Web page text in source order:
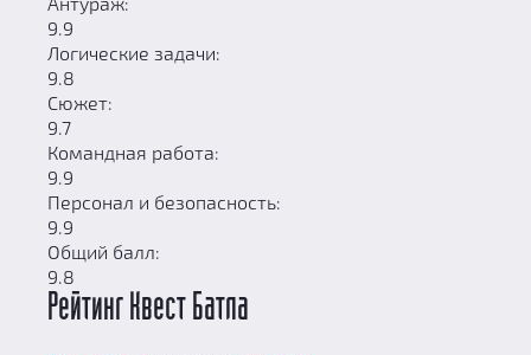
9.9
Логические задачи:
9.8
Сюжет:
9.7
Командная работа:
9.9
Персонал и безопасность:
9.9
Общий балл:
9.8
Рейтинг Квест Батла